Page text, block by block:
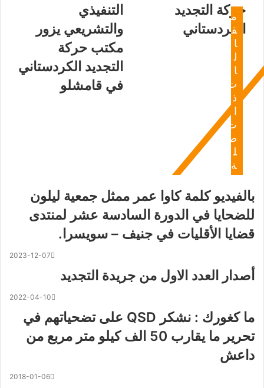
التنفيذي
والتشريعي يزور
مكتب حركة
التجديد الكردستاني
في قامشلو
حركة التجديد
الكردستاني
م
ق
ا
ل
ا
ت
ذ
ا
ت
ص
ل
ة
بالفيديو كلمة كاوا عمر ممثل جمعية ليلون
للضحايا في الدورة السادسة عشر لمنتدى
قضايا الأقليات في جنيف – سويسرا.
2023-12-07
أصدار العدد الاول من جريدة التجديد
2022-04-10
ما كغورك : نشكر QSD على تضحياتهم في
تحرير ما يقارب 50 الف كيلو متر مربع من
داعش
2018-01-06